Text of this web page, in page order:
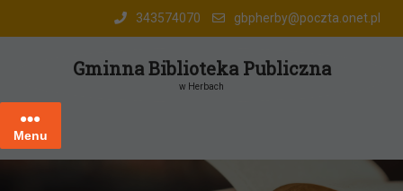
343574070 gbpherby@poczta.onet.pl
Gminna Biblioteka Publiczna
w Herbach
Menu